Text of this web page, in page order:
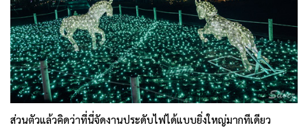
ส่วนตัวแล้วคิดว่าที่นี่จัดงานประดับไฟได้แบบยิ่งใหญ่มากทีเดียว